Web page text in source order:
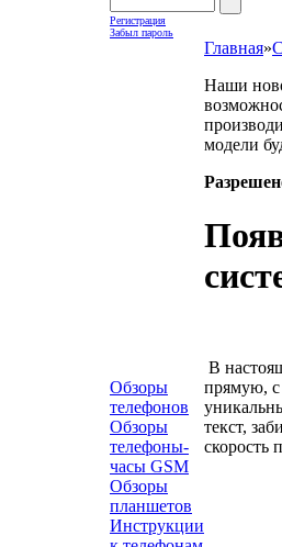
Регистрация
Забыл пароль
Обзоры
телефонов
Обзоры
телефоны-
часы GSM
Обзоры
планшетов
Инструкции
Главная»
Наши
модели
В
прямую, с
текст,
скорость